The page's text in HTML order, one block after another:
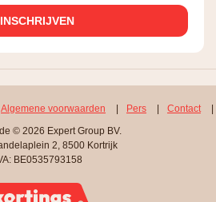
Algemene voorwaarden | Pers | Contact
|
© 2026 Expert Group BV.
2, 8500 Kortrijk
BE0535793158